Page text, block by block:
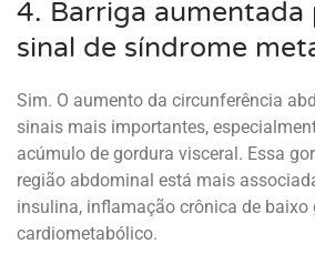
4. Barriga aumentada
sinal de síndrome
Sim. O aumento da circunferência
sinais mais importantes,
acúmulo de gordura visceral. Essa
região abdominal está mais
insulina, inflamação crônica de baixo
cardiometabólico.